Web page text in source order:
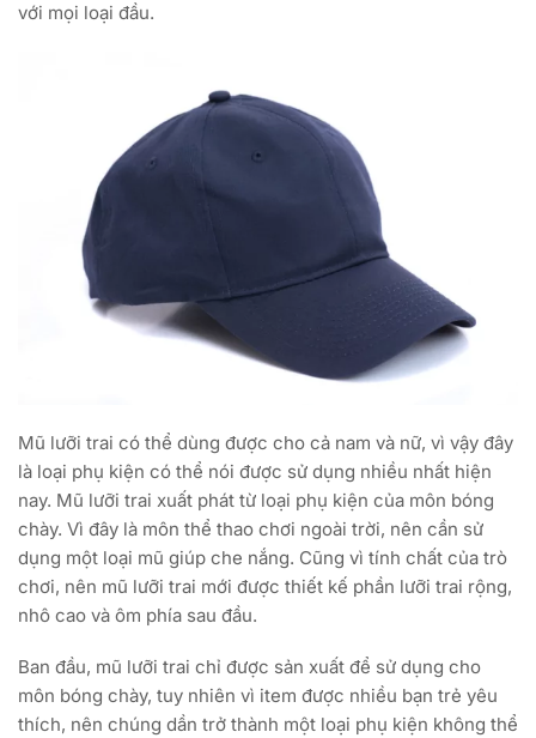
với mọi loại đầu.
Mũ lưỡi trai có thể dùng được cho cả nam và nữ, vì vậy đây
là loại phụ kiện có thể nói được sử dụng nhiều nhất hiện
nay. Mũ lưỡi trai xuất phát từ loại phụ kiện của môn bóng
chày. Vì đây là môn thể thao chơi ngoài trời, nên cần sử
dụng một loại mũ giúp che nắng. Cũng vì tính chất của trò
chơi, nên mũ lưỡi trai mới được thiết kế phần lưỡi trai rộng,
nhô cao và ôm phía sau đầu.
Ban đầu, mũ lưỡi trai chỉ được sản xuất để sử dụng cho
môn bóng chày, tuy nhiên vì item được nhiều bạn trẻ yêu
thích, nên chúng dần trở thành một loại phụ kiện không thể